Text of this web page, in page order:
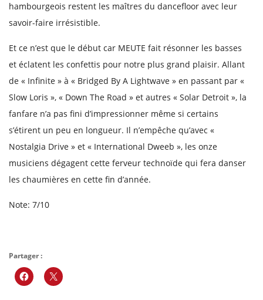
hambourgeois restent les maîtres du dancefloor avec leur
savoir-faire irrésistible.
Et ce n’est que le début car MEUTE fait résonner les basses
et éclatent les confettis pour notre plus grand plaisir. Allant
de « Infinite » à « Bridged By A Lightwave » en passant par «
Slow Loris », « Down The Road » et autres « Solar Detroit », la
fanfare n’a pas fini d’impressionner même si certains
s’étirent un peu en longueur. Il n’empêche qu’avec «
Nostalgia Drive » et « International Dweeb », les onze
musiciens dégagent cette ferveur technoïde qui fera danser
les chaumières en cette fin d’année.
Note: 7/10
Partager :